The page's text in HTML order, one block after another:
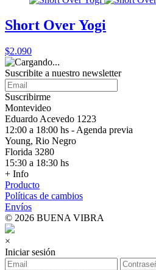
Short Over Yogi
$2.090
Suscribite a nuestro newsletter
Suscribirme
Montevideo
Eduardo Acevedo 1223
12:00 a 18:00 hs - Agenda previa
Young, Rio Negro
Florida 3280
15:30 a 18:30 hs
+ Info
Producto
Políticas de cambios
Envíos
© 2026 BUENA VIBRA
×
Iniciar sesión